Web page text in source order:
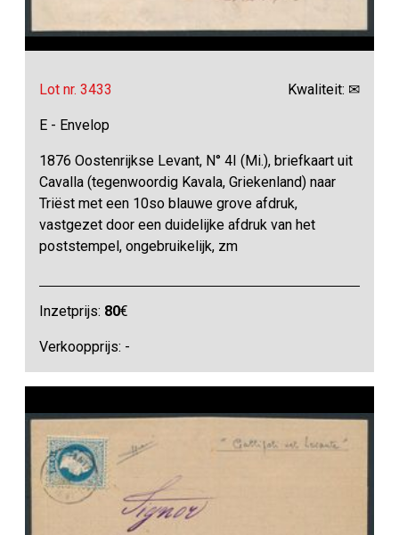
Lot nr. 3433 Kwaliteit: ✉
E - Envelop
1876 Oostenrijkse Levant, N° 4I (Mi.), briefkaart uit
Cavalla (tegenwoordig Kavala, Griekenland) naar
Triëst met een 10so blauwe grove afdruk,
vastgezet door een duidelijke afdruk van het
poststempel, ongebruikelijk, zm
Inzetprijs: 80€
Verkoopprijs: -